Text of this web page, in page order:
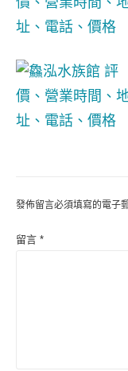
發佈留言必須填寫的電子
留言 *